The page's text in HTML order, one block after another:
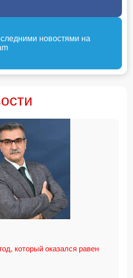
новостями на
который оказался равен